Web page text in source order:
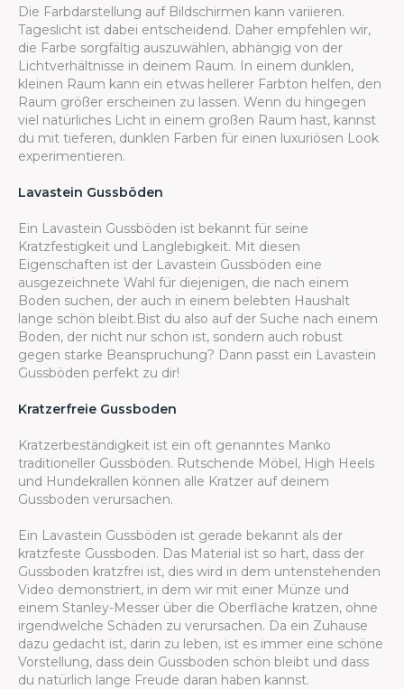
Die Farbdarstellung auf Bildschirmen kann variieren.
Tageslicht ist dabei entscheidend. Daher empfehlen wir,
die Farbe sorgfältig auszuwählen, abhängig von der
Lichtverhältnisse in deinem Raum. In einem dunklen,
kleinen Raum kann ein etwas hellerer Farbton helfen, den
Raum größer erscheinen zu lassen. Wenn du hingegen
viel natürliches Licht in einem großen Raum hast, kannst
du mit tieferen, dunklen Farben für einen luxuriösen Look
experimentieren.
Lavastein Gussböden
Ein Lavastein Gussböden ist bekannt für seine
Kratzfestigkeit und Langlebigkeit. Mit diesen
Eigenschaften ist der Lavastein Gussböden eine
ausgezeichnete Wahl für diejenigen, die nach einem
Boden suchen, der auch in einem belebten Haushalt
lange schön bleibt.Bist du also auf der Suche nach einem
Boden, der nicht nur schön ist, sondern auch robust
gegen starke Beanspruchung? Dann passt ein Lavastein
Gussböden perfekt zu dir!
Kratzerfreie Gussboden
Kratzerbeständigkeit ist ein oft genanntes Manko
traditioneller Gussböden. Rutschende Möbel, High Heels
und Hundekrallen können alle Kratzer auf deinem
Gussboden verursachen.
Ein Lavastein Gussböden ist gerade bekannt als der
kratzfeste Gussboden. Das Material ist so hart, dass der
Gussboden kratzfrei ist, dies wird in dem untenstehenden
Video demonstriert, in dem wir mit einer Münze und
einem Stanley-Messer über die Oberfläche kratzen, ohne
irgendwelche Schäden zu verursachen. Da ein Zuhause
dazu gedacht ist, darin zu leben, ist es immer eine schöne
Vorstellung, dass dein Gussboden schön bleibt und dass
du natürlich lange Freude daran haben kannst.